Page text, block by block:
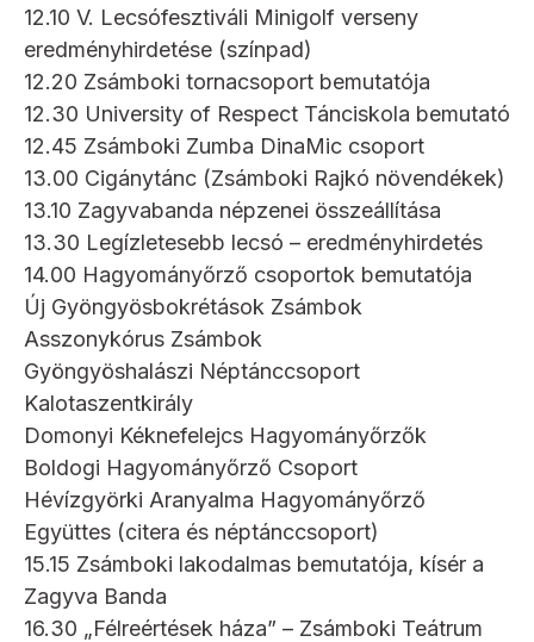
12.10 V. Lecsófesztiváli Minigolf verseny
eredményhirdetése (színpad)
12.20 Zsámboki tornacsoport bemutatója
12.30 University of Respect Tánciskola bemutató
12.45 Zsámboki Zumba DinaMic csoport
13.00 Cigánytánc (Zsámboki Rajkó növendékek)
13.10 Zagyvabanda népzenei összeállítása
13.30 Legízletesebb lecsó – eredményhirdetés
14.00 Hagyományőrző csoportok bemutatója
Új Gyöngyösbokrétások Zsámbok
Asszonykórus Zsámbok
Gyöngyöshalászi Néptánccsoport
Kalotaszentkirály
Domonyi Kéknefelejcs Hagyományőrzők
Boldogi Hagyományőrző Csoport
Hévízgyörki Aranyalma Hagyományőrző
Együttes (citera és néptánccsoport)
15.15 Zsámboki lakodalmas bemutatója, kísér a
Zagyva Banda
16.30 „Félreértések háza” – Zsámboki Teátrum